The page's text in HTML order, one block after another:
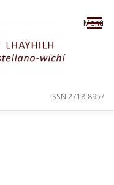
Menú
ISSN 2718-8957